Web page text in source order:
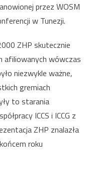
przez WOSM
w Tunezji.
ZHP skutecznie
afiliowanych wówczas
niezwykle ważne,
gremiach
to starania
ICCS i ICCG z
ZHP znalazła
roku